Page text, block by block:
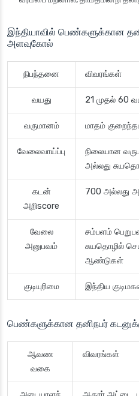
இந்தியாவில் பெண்களுக்கான
அளவுகோல்
நிபந்தனை விவரங்கள்
வயது 21 முதல் 60
வருமானம் மாதம்
வேலைவாய்ப்பு
நிலையான
அல்லது
கடன்
அறிscore
700 அல்லது
வேலை
அனுபவம்
சம்பளம்
சுயதொழில்
ஆண்டுகள்
குடியுரிமை இந்திய
பெண்களுக்கான தனிநபர்
ஆவண
வகை
விவரங்கள்